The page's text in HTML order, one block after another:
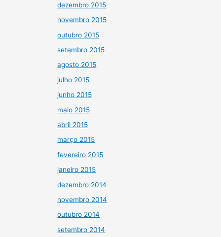
dezembro 2015
novembro 2015
outubro 2015
setembro 2015
agosto 2015
julho 2015
junho 2015
maio 2015
abril 2015
março 2015
fevereiro 2015
janeiro 2015
dezembro 2014
novembro 2014
outubro 2014
setembro 2014